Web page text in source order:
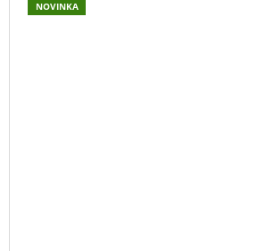
NOVINKA